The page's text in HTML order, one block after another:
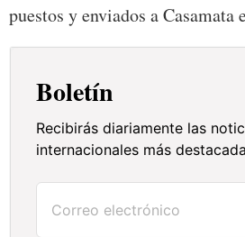
puestos y enviados a Casamata
Boletín
Recibirás diariamente las
internacionales más